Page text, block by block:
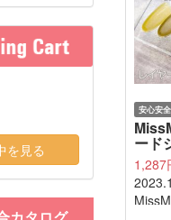
安心安
ード
1,287
を見る